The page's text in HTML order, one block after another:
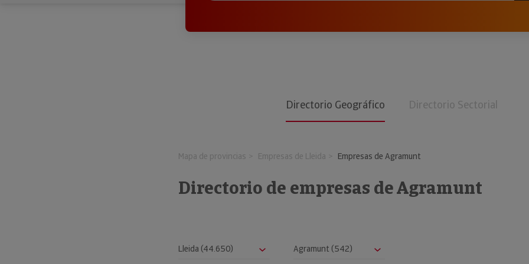
Directorio Geográfico Directorio Sectorial
Mapa de provincias Empresas de Lleida Empresas de Agramunt
Directorio de empresas de Agramunt